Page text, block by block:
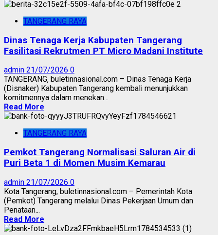
TANGERANG RAYA
Dinas Tenaga Kerja Kabupaten Tangerang
Fasilitasi Rekrutmen PT Micro Madani Institute
admin 21/07/2026 0
‎​TANGERANG, buletinnasional.com – Dinas Tenaga Kerja
(Disnaker) Kabupaten Tangerang kembali menunjukkan
komitmennya dalam menekan...
Read More
TANGERANG RAYA
Pemkot Tangerang Normalisasi Saluran Air di
Puri Beta 1 di Momen Musim Kemarau
admin 21/07/2026 0
Kota Tangerang, buletinnasional.com – Pemerintah Kota
(Pemkot) Tangerang melalui Dinas Pekerjaan Umum dan
Penataan...
Read More